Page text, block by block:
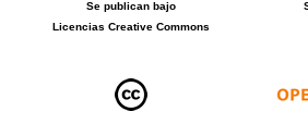
Se publican bajo
Licencias Creative Commons